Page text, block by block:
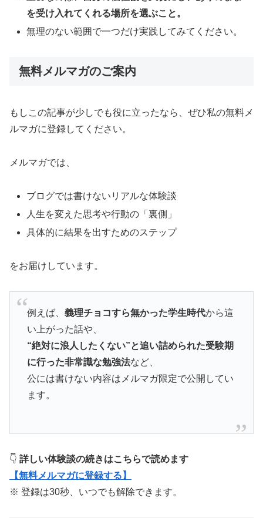
を受け入れてくれる場所を選ぶこと。
無理のない範囲で一つだけ実践してみてください。
無料メルマガのご案内
もしこの記事が少しでも役に立ったなら、ぜひ私の無料メ
ルマガに登録してください。
メルマガでは、
ブログでは書けないリアルな体験談
人生を変えた思考や行動の「裏側」
具体的に結果を出すためのステップ
をお届けしています。
例えば、 義理チョコすら無かった学生時代から這
い上がった話や、
“絶対に浪人したくない”と追い詰められた受験期
に行った非常識な勉強法など、
公には書けない内容はメルマガ限定で公開してい
ます。
👇 詳しい体験談の続きはこちらで読めます
【無料メルマガに登録する】
※ 登録は30秒、いつでも解除できます。